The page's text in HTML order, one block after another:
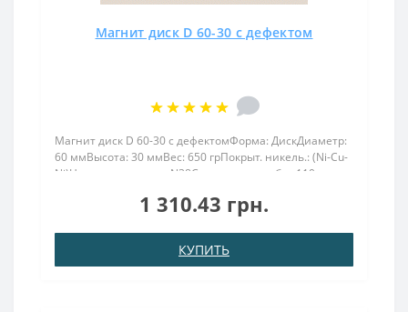
Магнит диск D 60-30 с дефектом
Магнит диск D 60-30 с дефектомФорма: ДискДиаметр:
60 ммВысота: 30 ммВес: 650 грПокрыт. никель.: (Ni-Cu-
Ni)Намагничивание: N38Сцепление прибл.: 110
1 310.43 грн.
КУПИТЬ